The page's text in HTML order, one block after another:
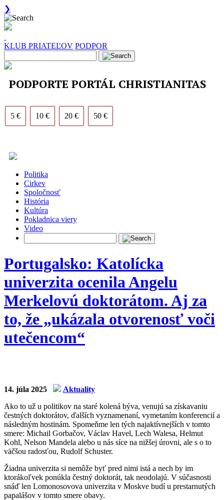
❯
KLUB PRIATEĽOV PODPOR
PODPORTE PORTÁL CHRISTIANITAS
5 € 10 € 20 € 50 €
Politika
Cirkev
Spoločnosť
História
Kultúra
Pokladnica viery
Video
Portugalsko: Katolícka
univerzita ocenila Angelu
Merkelovú doktorátom. Aj za
to, že „ukázala otvorenosť voči
utečencom“
14. júla 2025
Aktuality
Ako to už u politikov na staré kolená býva, venujú sa získavaniu
čestných doktorátov, ďalších vyznamenaní, vymetaním konferencií a
následným hostinám. Spomeňme len tých najaktívnejších v tomto
smere: Michail Gorbačov, Václav Havel, Lech Walesa, Helmut
Kohl, Nelson Mandela alebo u nás síce na nižšej úrovni, ale s o to
väčšou radosťou, Rudolf Schuster.
Žiadna univerzita si nemôže byť pred nimi istá a nech by im
ktorákoľvek ponúkla čestný doktorát, tak neodolajú. V súčasnosti
snáď len Lomonosovova univerzita v Moskve budí u prestarnutých
papalášov v tomto smere obavy.